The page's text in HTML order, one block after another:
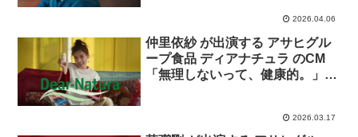
2026.04.06
仲里依紗 が出演する アサヒグル
ープ食品 ディアナチュラ のCM
「無理しないって、健康的。」
2026.03.17